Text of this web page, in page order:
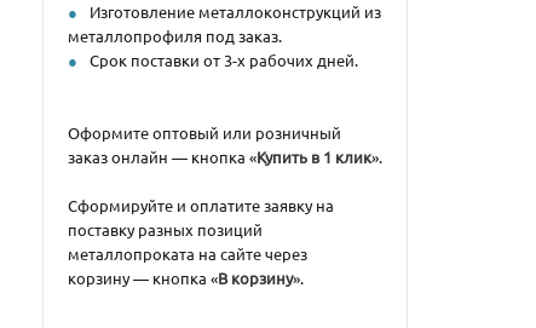
Изготовление металлоконструкций из
металлопрофиля под заказ.
Срок поставки от 3-х рабочих дней.
Оформите оптовый или розничный
заказ онлайн — кнопка «Купить в 1 клик».
Сформируйте и оплатите заявку на
поставку разных позиций
металлопроката на сайте через
корзину — кнопка «В корзину».